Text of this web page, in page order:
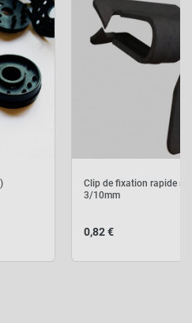
Clip de fixation rapide
3/10mm
0,82 €